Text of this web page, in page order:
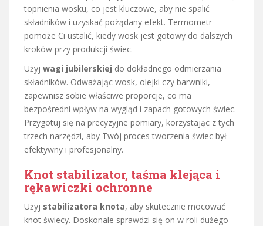
topnienia wosku, co jest kluczowe, aby nie spalić
składników i uzyskać pożądany efekt. Termometr
pomoże Ci ustalić, kiedy wosk jest gotowy do dalszych
kroków przy produkcji świec.
Użyj wagi jubilerskiej do dokładnego odmierzania
składników. Odważając wosk, olejki czy barwniki,
zapewnisz sobie właściwe proporcje, co ma
bezpośredni wpływ na wygląd i zapach gotowych świec.
Przygotuj się na precyzyjne pomiary, korzystając z tych
trzech narzędzi, aby Twój proces tworzenia świec był
efektywny i profesjonalny.
Knot stabilizator, taśma klejąca i
rękawiczki ochronne
Użyj stabilizatora knota, aby skutecznie mocować
knot świecy. Doskonale sprawdzi się on w roli dużego